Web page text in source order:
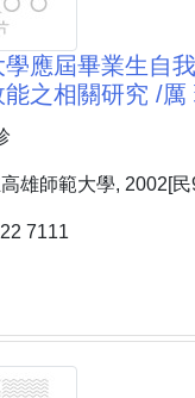
應屆畢業生自
之相關研究 /厲
雄師範大學, 2002[民
7111